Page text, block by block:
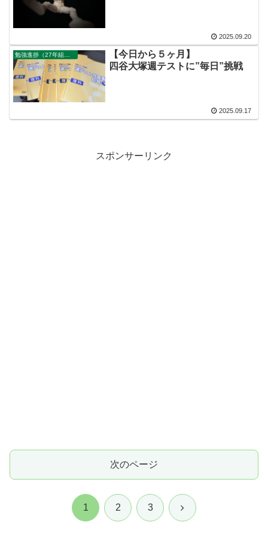
2025.09.20
勉強進捗（27年組）三男
【今日から５ヶ月】
四谷大塚週テストに”毎日”挑戦
2025.09.17
スポンサーリンク
次のページ
1 2 3 次